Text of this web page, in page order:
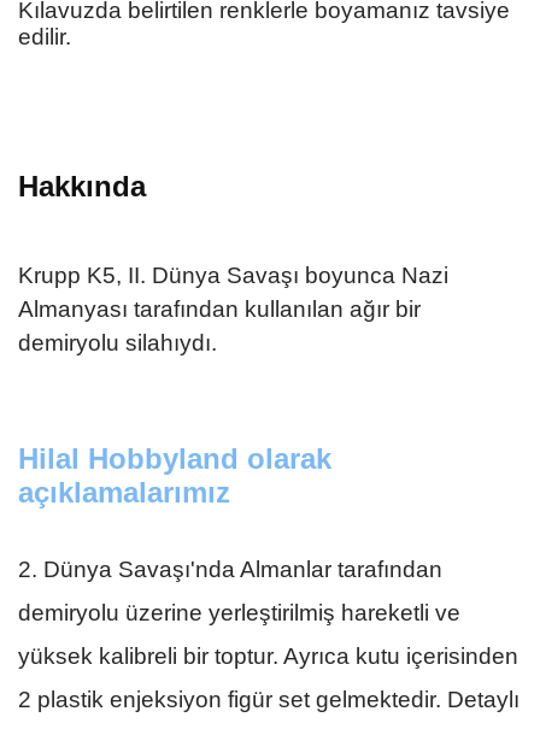
Kılavuzda belirtilen renklerle boyamanız tavsiye
edilir.
Hakkında
Krupp K5, II. Dünya Savaşı boyunca Nazi
Almanyası tarafından kullanılan ağır bir
demiryolu silahıydı.
Hilal Hobbyland olarak
açıklamalarımız
2. Dünya Savaşı'nda Almanlar tarafından
demiryolu üzerine yerleştirilmiş hareketli ve
yüksek kalibreli bir toptur. Ayrıca kutu içerisinden
2 plastik enjeksiyon figür set gelmektedir. Detaylı